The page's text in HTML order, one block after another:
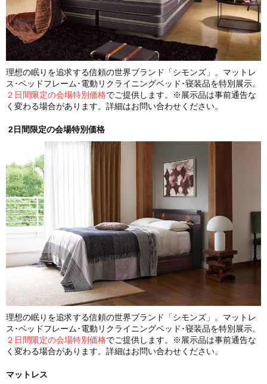
理想の眠りを追求する信頼の世界ブランド「シモンズ」。マットレ
ス･ベッドフレーム･電動リクライニングベッド･寝装品を特別展示。
２日間限定の会場特別価格でご提供します。※展示品は事前通告な
く変わる場合があります。詳細はお問い合わせください。
2日間限定の会場特別価格
理想の眠りを追求する信頼の世界ブランド「シモンズ」。マットレ
ス･ベッドフレーム･電動リクライニングベッド･寝装品を特別展示。
２日間限定の会場特別価格でご提供します。※展示品は事前通告な
く変わる場合があります。詳細はお問い合わせください。
マットレス